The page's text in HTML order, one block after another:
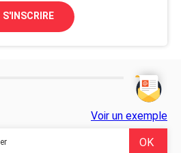
S'INSCRIRE
Voir un exemple